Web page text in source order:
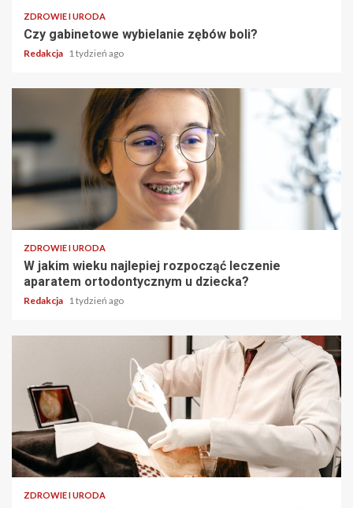
ZDROWIE I URODA
Czy gabinetowe wybielanie zębów boli?
Redakcja 1 tydzień ago
ZDROWIE I URODA
W jakim wieku najlepiej rozpocząć leczenie
aparatem ortodontycznym u dziecka?
Redakcja 1 tydzień ago
ZDROWIE I URODA